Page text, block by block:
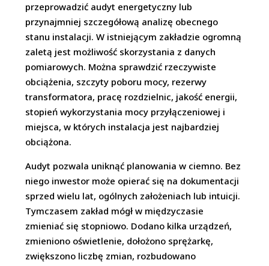
przeprowadzić audyt energetyczny lub
przynajmniej szczegółową analizę obecnego
stanu instalacji. W istniejącym zakładzie ogromną
zaletą jest możliwość skorzystania z danych
pomiarowych. Można sprawdzić rzeczywiste
obciążenia, szczyty poboru mocy, rezerwy
transformatora, pracę rozdzielnic, jakość energii,
stopień wykorzystania mocy przyłączeniowej i
miejsca, w których instalacja jest najbardziej
obciążona.
Audyt pozwala uniknąć planowania w ciemno. Bez
niego inwestor może opierać się na dokumentacji
sprzed wielu lat, ogólnych założeniach lub intuicji.
Tymczasem zakład mógł w międzyczasie
zmieniać się stopniowo. Dodano kilka urządzeń,
zmieniono oświetlenie, dołożono sprężarkę,
zwiększono liczbę zmian, rozbudowano